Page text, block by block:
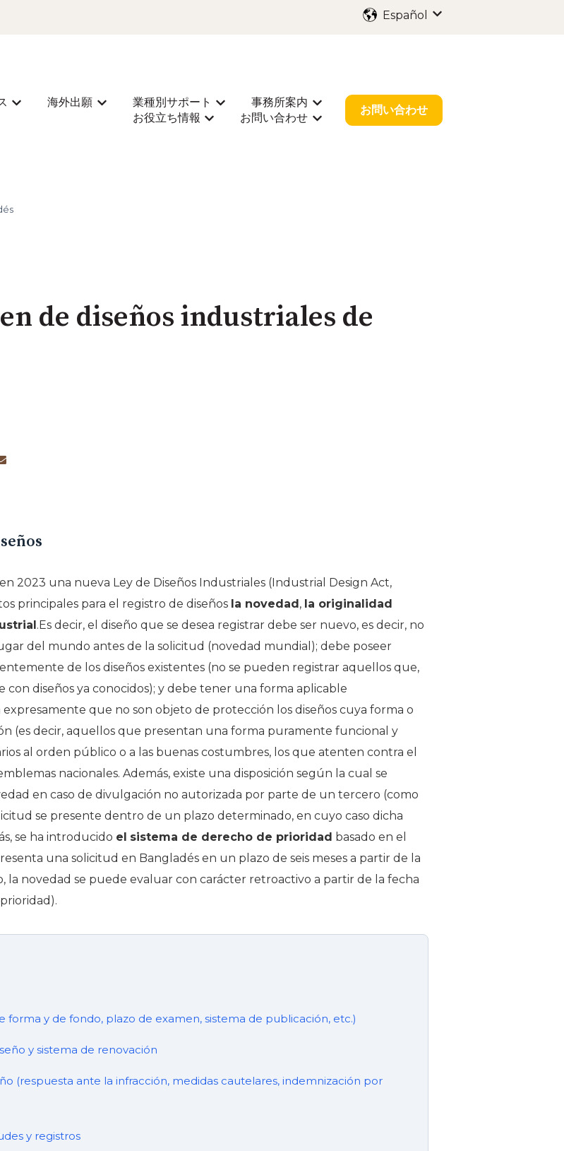
Español
Mostrar submenú de サービス
海外出願
Mostrar submenú de 海外出願
業種別サポート
Mostrar submenú de 業種別サポート
事務所案内
Mostrar submenú de 事務所案内
お役立ち情報
Mostrar submenú de お役立ち情報
お問い合わせ
Mostrar submenú de お問い合わせ
お問い合わせ
de diseños industriales de
2023 una nueva Ley de Diseños Industriales (Industrial Design Act,
principales para el registro de diseños la novedad, la originalidad
.Es decir, el diseño que se desea registrar debe ser nuevo, es decir, no
del mundo antes de la solicitud (novedad mundial); debe poseer
de los diseños existentes (no se pueden registrar aquellos que,
diseños ya conocidos); y debe tener una forma aplicable
que no son objeto de protección los diseños cuya forma o
(es decir, aquellos que presentan una forma puramente funcional y
al orden público o a las buenas costumbres, los que atenten contra el
nacionales. Además, existe una disposición según la cual se
en caso de divulgación no autorizada por parte de un tercero (como
se presente dentro de un plazo determinado, en cuyo caso dicha
se ha introducido el sistema de derecho de prioridad basado en el
una solicitud en Bangladés en un plazo de seis meses a partir de la
novedad se puede evaluar con carácter retroactivo a partir de la fecha
y de fondo, plazo de examen, sistema de publicación, etc.)
y sistema de renovación
(respuesta ante la infracción, medidas cautelares, indemnización por
y registros